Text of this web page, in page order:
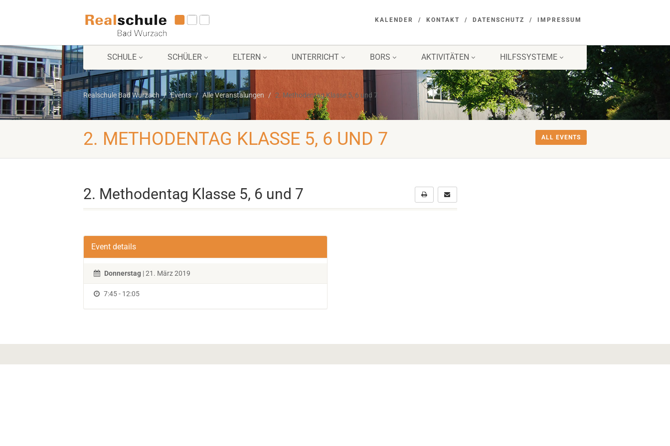
KALENDER KONTAKT DATENSCHUTZ IMPRESSUM
SCHULE SCHÜLER ELTERN UNTERRICHT BORS AKTIVITÄTEN HILFSSYSTEME
Realschule Bad Wurzach Events Alle Veranstalungen 2. Methodentag Klasse 5, 6 und 7
2. METHODENTAG KLASSE 5, 6 UND 7 ALL EVENTS
2. Methodentag Klasse 5, 6 und 7
Event details
Donnerstag | 21. März 2019
7:45 - 12:05